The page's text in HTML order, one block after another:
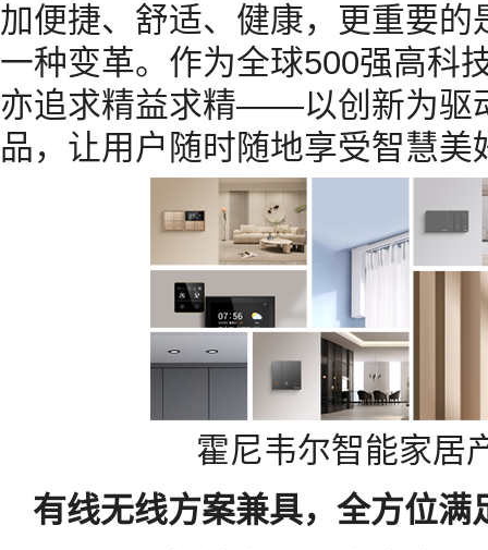
加便捷、舒适、健康，更重要
一种变革。作为全球500强高科
亦追求精益求精——以创新为驱
品，让用户随时随地享受智慧美
霍尼韦尔智能家居
有线无线方案兼具，全方位满